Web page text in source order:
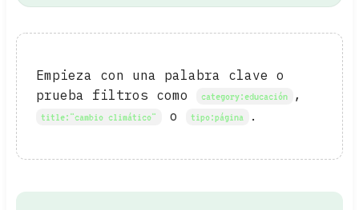
Empieza con una palabra clave o
prueba filtros como
category:educación ,
title:"cambio climático" o tipo:página .